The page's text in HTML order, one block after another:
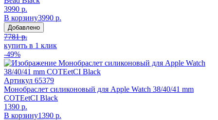
3990 р.
В корзину3990 р.
Добавлено
7781 р.
купить в 1 клик
-49%
Артикул 65379
Монобраслет силиконовый для Apple Watch 38/40/41 mm
COTEetCI Black
1390 р.
В корзину1390 р.